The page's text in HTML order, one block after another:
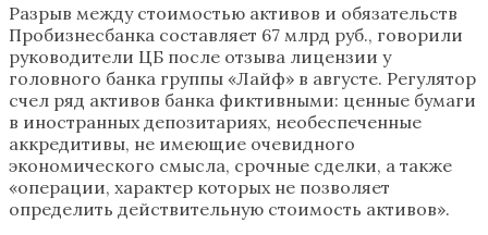
Разрыв между стоимостью активов и обязательств
Пробизнесбанка составляет 67 млрд руб., говорили
руководители ЦБ после отзыва лицензии у
головного банка группы «Лайф» в августе. Регулятор
счел ряд активов банка фиктивными: ценные бумаги
в иностранных депозитариях, необеспеченные
аккредитивы, не имеющие очевидного
экономического смысла, срочные сделки, а также
«операции, характер которых не позволяет
определить действительную стоимость активов».